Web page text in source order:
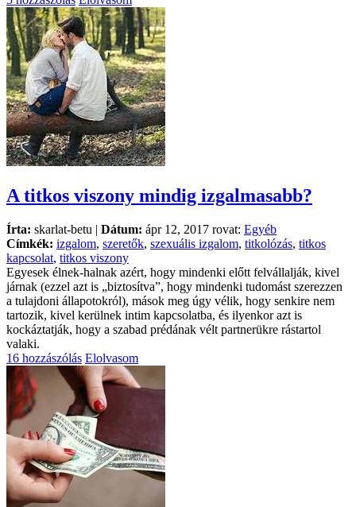
A titkos viszony mindig izgalmasabb?
Írta: skarlat-betu | Dátum: ápr 12, 2017 rovat: Egyéb
Címkék: izgalom, szeretők, szexuális izgalom, titkolózás, titkos
kapcsolat, titkos viszony
Egyesek élnek-halnak azért, hogy mindenki előtt felvállalják, kivel
járnak (ezzel azt is „biztosítva”, hogy mindenki tudomást szerezzen
a tulajdoni állapotokról), mások meg úgy vélik, hogy senkire nem
tartozik, kivel kerülnek intim kapcsolatba, és ilyenkor azt is
kockáztatják, hogy a szabad prédának vélt partnerükre rástartol
valaki.
16 hozzászólás Elolvasom